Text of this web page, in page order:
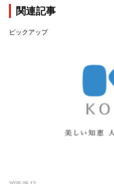
関連記事
ピックアップ